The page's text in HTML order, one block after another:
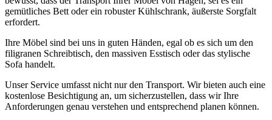
gemütliches Bett oder ein robuster Kühlschrank, äußerste Sorgfalt
erfordert.
Ihre Möbel sind bei uns in guten Händen, egal ob es sich um den
filigranen Schreibtisch, den massiven Esstisch oder das stylische
Sofa handelt.
Unser Service umfasst nicht nur den Transport. Wir bieten auch eine
kostenlose Besichtigung an, um sicherzustellen, dass wir Ihre
Anforderungen genau verstehen und entsprechend planen können.